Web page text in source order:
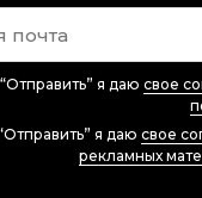
я даю свое
я даю свое
рекламных